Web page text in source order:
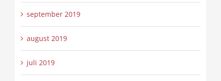
september 2019
august 2019
juli 2019